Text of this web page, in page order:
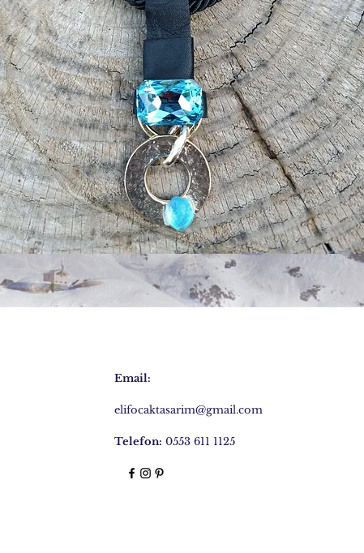
Email:
elifocaktasarim@gmail.com
Telefon: 0553 611 1125